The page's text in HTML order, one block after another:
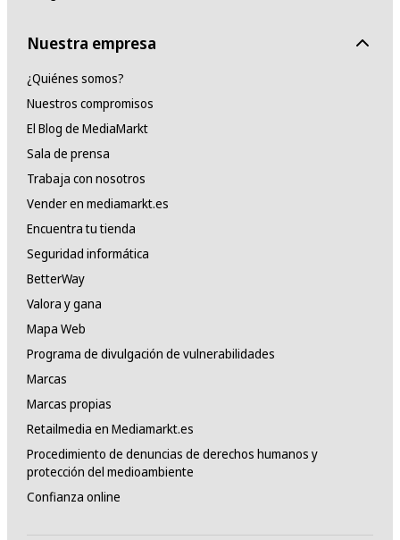
Nuestra empresa
¿Quiénes somos?
Nuestros compromisos
El Blog de MediaMarkt
Sala de prensa
Trabaja con nosotros
Vender en mediamarkt.es
Encuentra tu tienda
Seguridad informática
BetterWay
Valora y gana
Mapa Web
Programa de divulgación de vulnerabilidades
Marcas
Marcas propias
Retailmedia en Mediamarkt.es
Procedimiento de denuncias de derechos humanos y
protección del medioambiente
Confianza online